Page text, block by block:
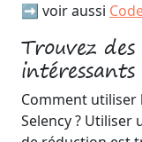
➡️ voir aussi
Trouvez
intéressants
Comment utiliser
Selency ?